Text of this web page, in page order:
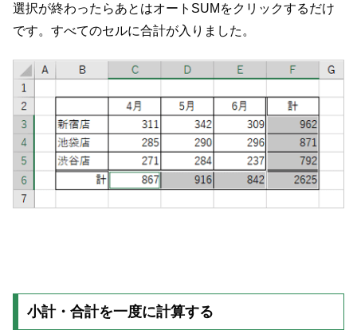
選択が終わったらあとはオートSUMをクリックするだけ
です。すべてのセルに合計が入りました。
小計・合計を一度に計算する